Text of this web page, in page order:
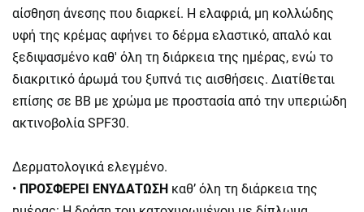
αίσθηση άνεσης που διαρκεί. Η ελαφριά, μη κολλώδης
υφή της κρέμας αφήνει το δέρμα ελαστικό, απαλό και
ξεδιψασμένο καθ' όλη τη διάρκεια της ημέρας, ενώ το
διακριτικό άρωμά του ξυπνά τις αισθήσεις. Διατίθεται
επίσης σε BB με χρώμα με προστασία από την υπεριώδη
ακτινοβολία SPF30.
Δερματολογικά ελεγμένο.
• ΠΡΟΣΦΕΡΕΙ ΕΝΥΔΑΤΩΣΗ καθ’ όλη τη διάρκεια της